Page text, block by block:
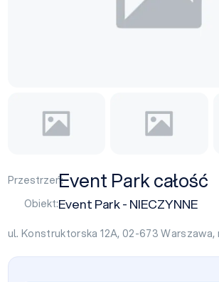
Przestrzeń:Event Park całość
Obiekt:Event Park - NIECZYNNE
ul. Konstruktorska 12A, 02-673Warszawa,